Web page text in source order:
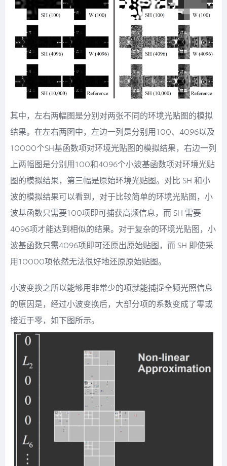
其中，左右两幅图是分别对两张不同的环境光贴图的模拟
结果。在左右两图中，左边一列是分别用100、4096以及
10000个SH基函数项对环境光贴图的模拟结果，右边一列
上两幅图是分别用100和4096个小波基函数项对环境光贴
图的模拟结果，第三幅是原始环境光贴图。对比 SH 和小
波的模拟结果可以看到，对于比较简单的环境光贴图，小
波基函数只需要100项即可捕获高频信息，而 SH 需要
4096项才能达到相似的结果。对于复杂的环境光贴图，小
波基函数只需4096项即可还原出原始贴图，而 SH 即使采
用10000项依然无法很好地还原原始贴图。
小波变换之所以能够用非常少的项就能捕捉全频光照信息
的原因是，经过小波变换后，大部分项的系数变成了零或
接近于零，如下图所示。